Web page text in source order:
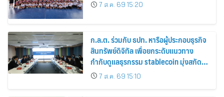
7 ส.ค. 69 15:20
ก.ล.ต. ร่วมกับ ธปท. หารือผู้ประกอบธุรกิจ
สินทรัพย์ดิจิทัล เพื่อยกระดับแนวทาง
กำกับดูแลธุรกรรม stablecoin มุ่งสกัด
กั้นอาชญากรรมทางเทคโนโลยี
7 ส.ค. 69 15:10